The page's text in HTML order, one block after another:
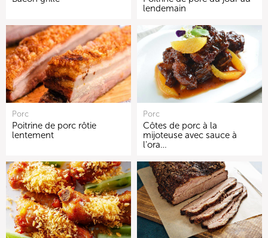
lendemain
Porc
Poitrine de porc rôtie
lentement
Porc
Côtes de porc à la
mijoteuse avec sauce à
l'ora…